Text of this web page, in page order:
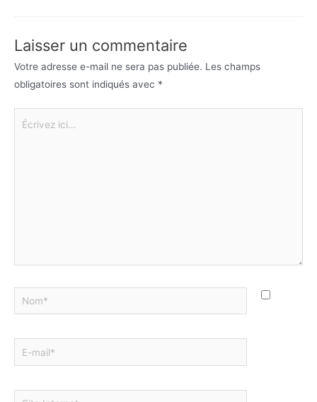
Laisser un commentaire
Votre adresse e-mail ne sera pas publiée. Les champs
obligatoires sont indiqués avec *